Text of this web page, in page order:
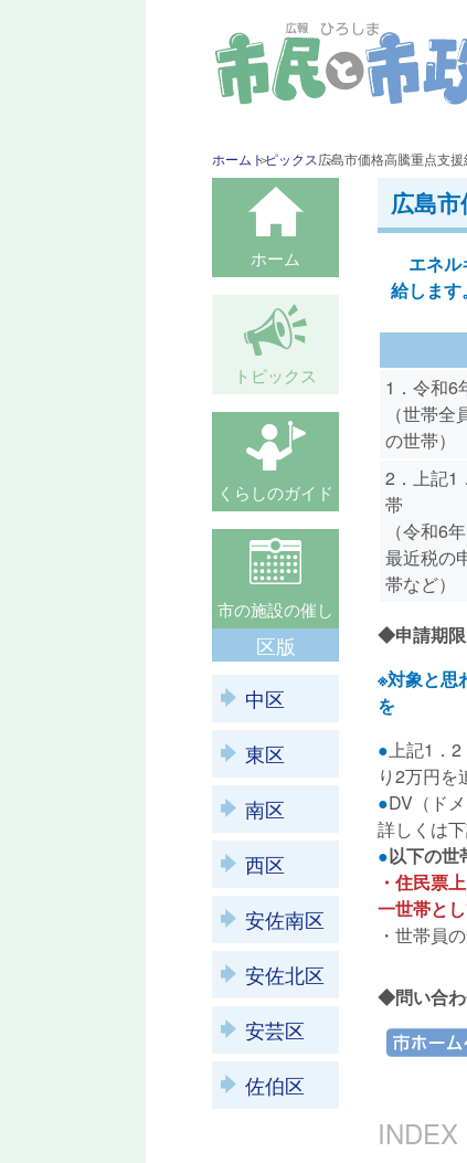
ホーム トピックス広島市価格高騰重点支
広島
エネル
給します。
1．令和6
（世帯
の世帯）
2．上記1
帯
（令和6
最近税の
帯など）
◆申請期限
※対象と思
を
●上記1．2
り2万円を
●DV（ド
詳しくは
●以下の世
・住民票
一世帯と
・世帯員
◆問い合わ
市ホーム
INDEX
ホーム
トピックス
くらしのガイド
市の施設の催し
区版
中区
東区
南区
西区
安佐南区
安佐北区
安芸区
佐伯区